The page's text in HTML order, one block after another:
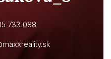
733 088